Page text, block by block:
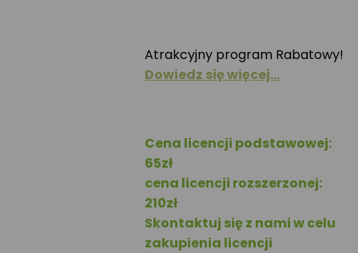
Atrakcyjny program Rabatowy!
Dowiedz się więcej…
Cena licencji podstawowej:
65zł
cena licencji rozszerzonej:
210zł
Skontaktuj się z nami w celu
zakupienia licencji